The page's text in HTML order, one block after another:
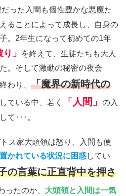
った入間も個性豊かな悪魔た
ることによって成長し、自身の
。2年生になって初めての1年
」
を終えて、生徒たちも大人
。そして激動の秘密の夜会
わり、 「魔界の新時代の
ている中、若く 「人間」
の入
て･･･。
ス家大頭領は怒り、入間も便
かれている状況に困惑してい
の言葉に正直背中を押さ
ったのか、 大頭領と入間は一気